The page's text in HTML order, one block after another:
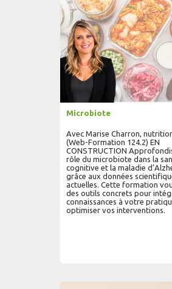
Microbiote
Avec Marise Charron,
(Web-Formation 124.2) EN
CONSTRUCTION
rôle du microbiote dans la
cognitive et la maladie
grâce aux données
actuelles. Cette formation
des outils concrets pour
connaissances à votre
optimiser vos interventions.
AJOUTER AU PANIER